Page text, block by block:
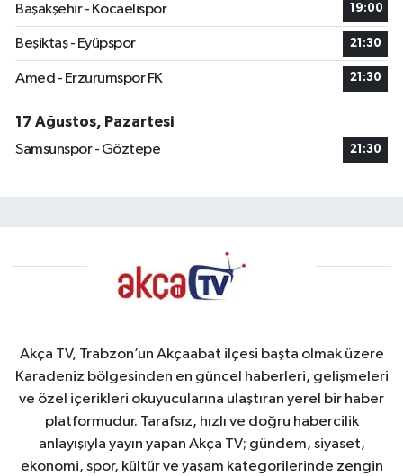
Başakşehir - Kocaelispor
19:00
Beşiktaş - Eyüpspor 21:30
Amed - Erzurumspor FK 21:30
17 Ağustos, Pazartesi
Samsunspor - Göztepe
21:30
Akça TV, Trabzon’un Akçaabat ilçesi başta olmak üzere
Karadeniz bölgesinden en güncel haberleri, gelişmeleri
ve özel içerikleri okuyucularına ulaştıran yerel bir haber
platformudur. Tarafsız, hızlı ve doğru habercilik
anlayışıyla yayın yapan Akça TV; gündem, siyaset,
ekonomi, spor, kültür ve yaşam kategorilerinde zengin